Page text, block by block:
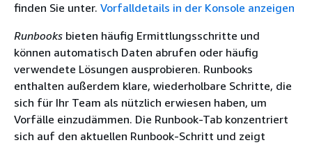
finden Sie unter. Vorfalldetails in der Konsole anzeigen
Runbooks bieten häufig Ermittlungsschritte und
können automatisch Daten abrufen oder häufig
verwendete Lösungen ausprobieren. Runbooks
enthalten außerdem klare, wiederholbare Schritte, die
sich für Ihr Team als nützlich erwiesen haben, um
Vorfälle einzudämmen. Die Runbook-Tab konzentriert
sich auf den aktuellen Runbook-Schritt und zeigt